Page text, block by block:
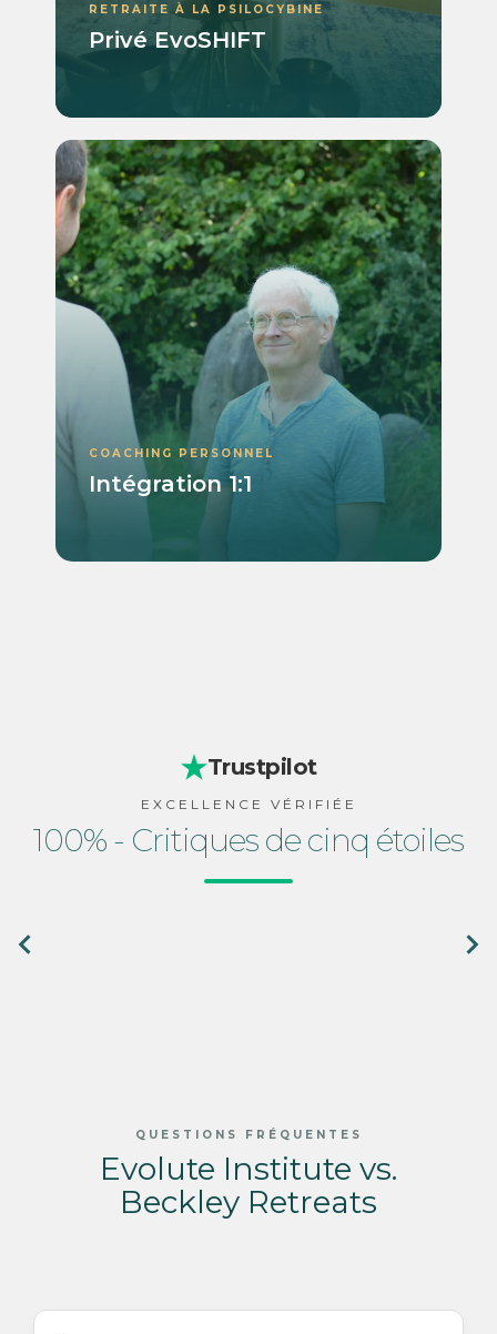
RETRAITE À LA PSILOCYBINE
Privé EvoSHIFT
COACHING PERSONNEL
Intégration 1:1
Trustpilot
EXCELLENCE VÉRIFIÉE
100% - Critiques de cinq étoiles
QUESTIONS FRÉQUENTES
Evolute Institute vs.
Beckley Retreats